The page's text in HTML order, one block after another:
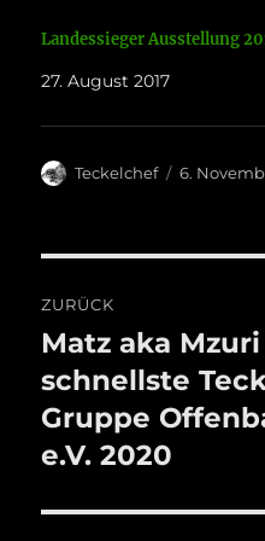
Landessieger Ausstellung
27. August 2017
Autor
Teckelchef 6.
ZURÜCK
Vorheriger
Beitrag:
Matz aka
schnellste
Gruppe
e.V. 2020